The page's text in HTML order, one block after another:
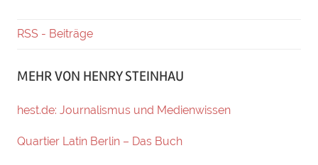
RSS - Beiträge
MEHR VON HENRY STEINHAU
hest.de: Journalismus und Medienwissen
Quartier Latin Berlin – Das Buch